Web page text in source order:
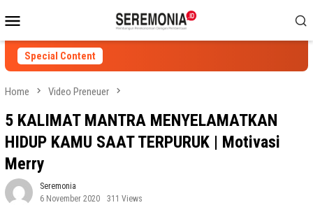
to
contentMenu
Special Content
Home Video Preneuer
5 KALIMAT MANTRA MENYELAMATKAN
HIDUP KAMU SAAT TERPURUK | Motivasi
Merry
Seremonia
6 November 2020
311 Views